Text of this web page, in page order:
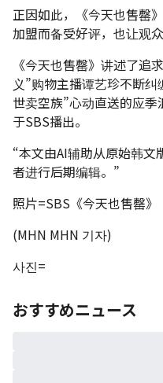
正因如此，《今天也售罄
加盟而备受好评，也让观
《今天也售罄》讲述了追
义”购物主播谭艺珍不断
世卖空族”心动直送的应
于SBS播出。
“本文由AI辅助从原始韩
者进行后期编辑。”
照片=SBS《今天也售罄》
(MHN MHN 기자)
사진=
おすすめニュース